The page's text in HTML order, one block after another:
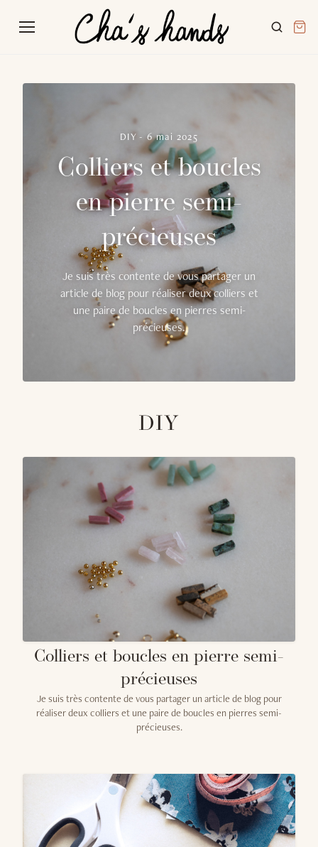
DIY-6 mai 2025
Colliers et boucles
en pierre semi-
précieuses
Je suis très contente de vous partager un
article de blog pour réaliser deux colliers et
une paire de boucles en pierres semi-
précieuses.
DIY
Colliers et boucles en pierre semi-
précieuses
Je suis très contente de vous partager un article de blog pour
réaliser deux colliers et une paire de boucles en pierres semi-
précieuses.